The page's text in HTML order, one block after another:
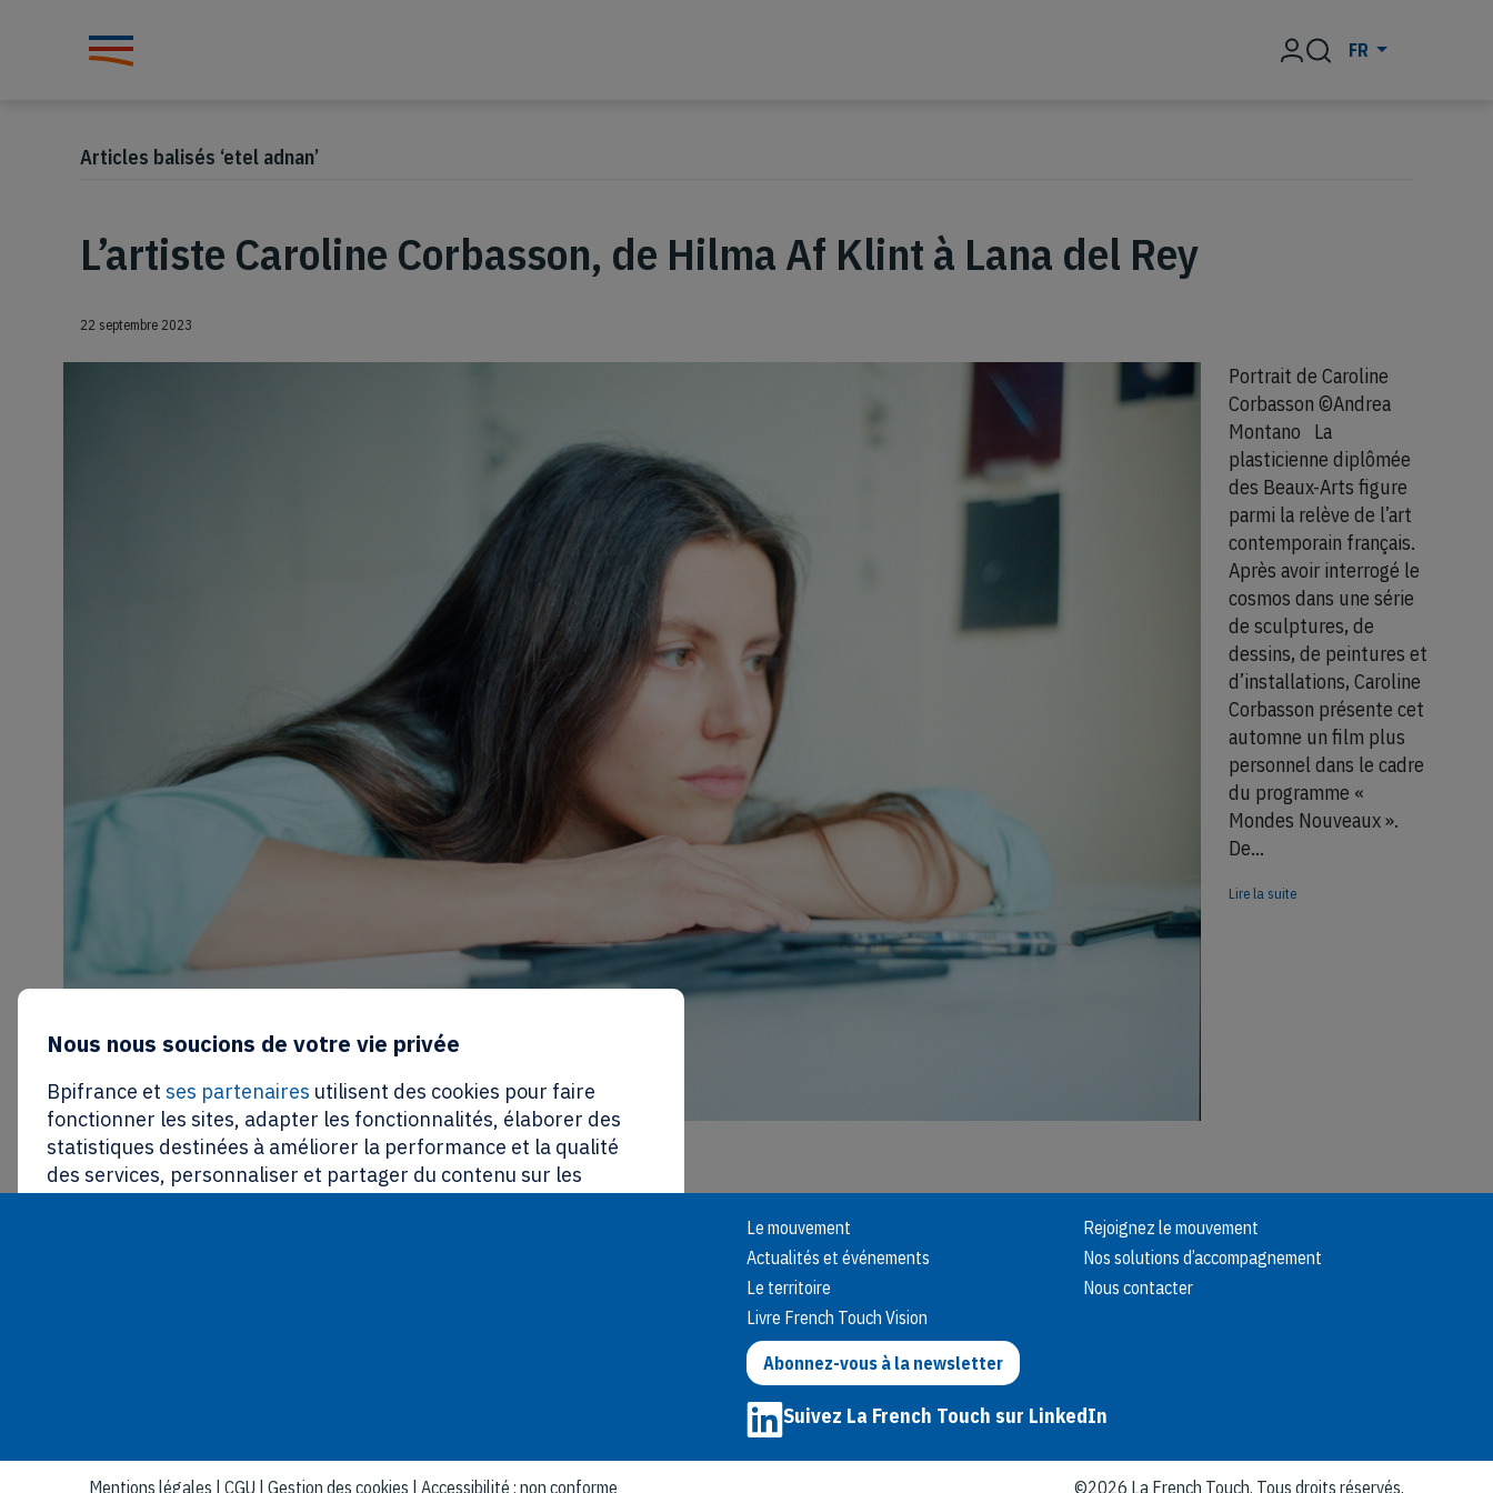
FR
Articles balisés ‘etel adnan’
L’artiste Caroline Corbasson, de Hilma Af Klint à Lana del Rey
22 septembre 2023
Portrait de Caroline
Corbasson ©Andrea
Montano La
plasticienne diplômée
des Beaux-Arts figure
parmi la relève de l’art
contemporain français.
Après avoir interrogé le
cosmos dans une série
de sculptures, de
dessins, de peintures et
d’installations, Caroline
Corbasson présente cet
automne un film plus
personnel dans le cadre
du programme «
Mondes Nouveaux ».
De…
Lire la suite
Le mouvement
Actualités et événements
Le territoire
Livre French Touch Vision
Rejoignez le mouvement
Nos solutions d’accompagnement
Nous contacter
Abonnez-vous à la newsletter
Suivez La French Touch sur LinkedIn
Mentions légales CGU Gestion des cookies Accessibilité : non conforme ©2026 La French Touch. Tous droits réservés.
Nous nous soucions de votre vie privée
Bpifrance et ses partenaires utilisent des cookies pour faire
fonctionner les sites, adapter les fonctionnalités, élaborer des
statistiques destinées à améliorer la performance et la qualité
des services, personnaliser et partager du contenu sur les